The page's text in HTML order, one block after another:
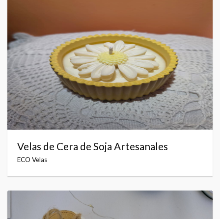
Velas de Cera de Soja Artesanales
ECO Velas